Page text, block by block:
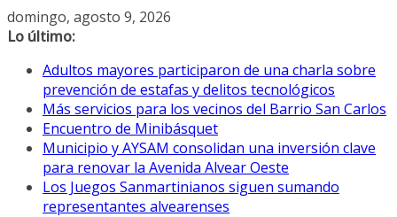
Saltar
al
domingo, agosto 9, 2026
Lo último:
Adultos mayores participaron de una charla sobre
prevención de estafas y delitos tecnológicos
Más servicios para los vecinos del Barrio San Carlos
Encuentro de Minibásquet
Municipio y AYSAM consolidan una inversión clave
para renovar la Avenida Alvear Oeste
Los Juegos Sanmartinianos siguen sumando
representantes alvearenses